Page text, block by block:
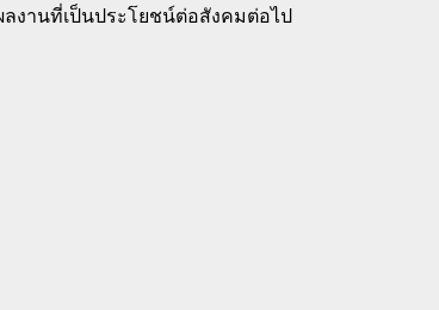
งานที่เป็นประโยชน์ต่อสังคมต่อไป